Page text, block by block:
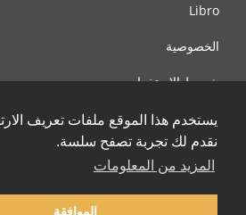
يستخدم هذا الموقع ملفات تعريف
نقدم لك تجربة تصفح سلسة.
المزيد من المعلومات
الموافقة
Libro
الخصوصية
شروط الإستخدام
اتصل بنا